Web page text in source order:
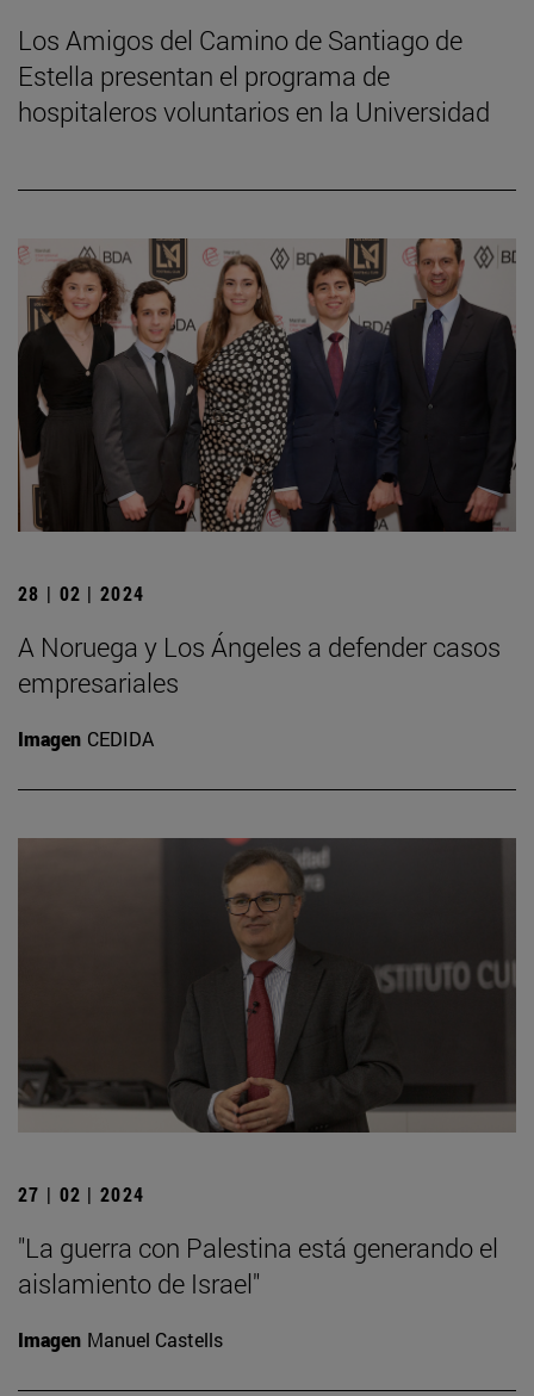
Los Amigos del Camino de Santiago de
Estella presentan el programa de
hospitaleros voluntarios en la Universidad
28 | 02 | 2024
A Noruega y Los Ángeles a defender casos
empresariales
Imagen CEDIDA
27 | 02 | 2024
"La guerra con Palestina está generando el
aislamiento de Israel"
Imagen Manuel Castells